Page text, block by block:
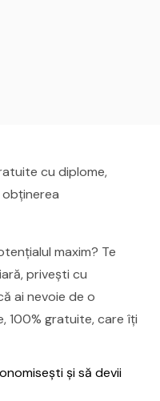
cu diplome,
maxim? Te
privești cu
ai nevoie de o
100% gratuite, care îți
și să devii